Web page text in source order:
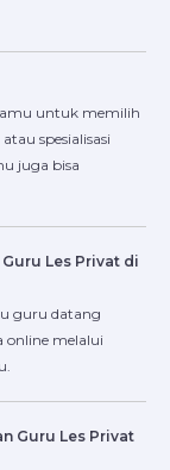
untuk memilih
spesialisasi
juga bisa
Les Privat di
guru datang
online melalui
Guru Les Privat